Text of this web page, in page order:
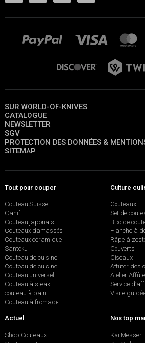
SUR WORLD-OF-KNIVES
CATALOGUE
NEWSLETTER
SGV
PROTECTION DES DONNÉES &
SITEMAP
Tout pour couper
Couteau Suisse
Canif
Couteau japonais
Couteaux damassés
Couteaux céramique
Santoku
Couteau de cuisine
Couteau de cuisine
Couteau universel
Couteau à steak
couteau à pain
Couteau à fromage
Culture
Couteaux
Set de
Bloc de
Planche à
Râpe à
Couverts
Ciseaux
Affûter des
Atelier
Service
Visite
Actuel
Shop Couteaux
Nos top
Kai Messer